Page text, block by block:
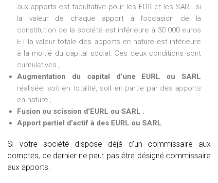
aux apports est facultative pour les EUR et les SARL si
la valeur de chaque apport à l’occasion de la
constitution de la société est inférieure à 30 000 euros
ET la valeur totale des apports en nature est inférieure
à la moitié du capital social. Ces deux conditions sont
cumulatives ;
Augmentation du capital d’une EURL ou SARL
réalisée, soit en totalité, soit en partie par des apports
en nature ;
Fusion ou scission d’EURL ou SARL ;
Apport partiel d’actif à des EURL ou SARL.
Si votre société dispose déjà d’un commissaire aux
comptes, ce dernier ne peut pas être désigné commissaire
aux apports.